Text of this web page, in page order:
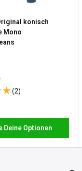
konisch
Mono
(2)
Deine Optionen